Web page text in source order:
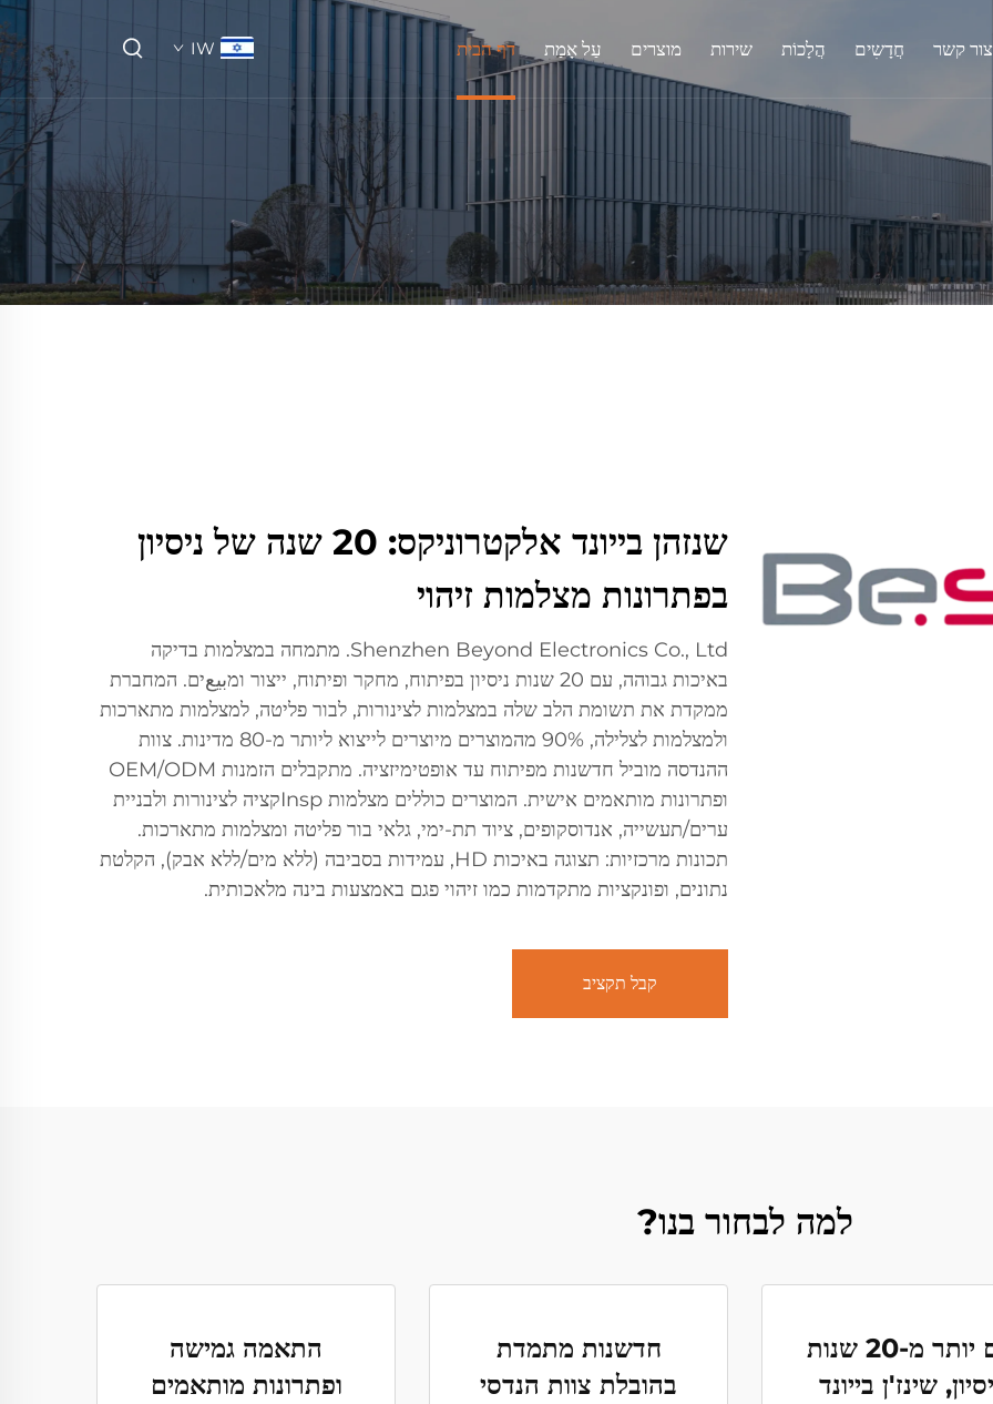
דף הבית עַל אָמַת מוצרים שירות הֲלָכוֹת חֲדָשִים צור קשר IW
שנזהן בייונד אלקטרוניקס: 20 שנה של ניסיון
בפתרונות מצלמות זיהוי
Shenzhen Beyond Electronics Co., Ltd. מתמחה במצלמות בדיקה
באיכות גבוהה, עם 20 שנות ניסיון בפיתוח, מחקר ופיתוח, ייצור ומبيعים. המחברת
ממקדת את תשומת הלב שלה במצלמות לצינורות, לבור פליטה, למצלמות מתארכות
ולמצלמות לצלילה, 90% מהמוצרים מיוצרים לייצוא ליותר מ-80 מדינות. צוות
ההנדסה מוביל חדשנות מפיתוח עד אופטימיזציה. מתקבלים הזמנות OEM/ODM
ופתרונות מותאמים אישית. המוצרים כוללים מצלמות Inspקציה לצינורות ולבניית
ערים/תעשייה, אנדוסקופים, ציוד תת-ימי, גלאי בור פליטה ומצלמות מתארכות.
תכונות מרכזיות: תצוגה באיכות HD, עמידות בסביבה (ללא מים/ללא אבק), הקלטת
נתונים, ופונקציות מתקדמות כמו זיהוי פגם באמצעות בינה מלאכותית.
קבל תקציב
למה לבחור בנו?
עם יותר מ-20 שנות
שינז'ן בייונד
חדשנות מתמדת
בהובלת צוות הנדסי
התאמה גמישה
ופתרונות מותאמים